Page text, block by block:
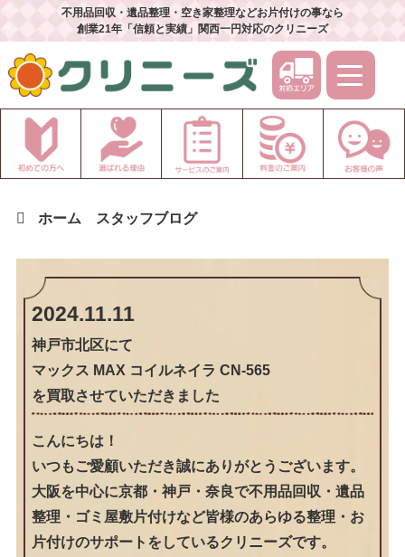
不用品回収・遺品整理・空き家整理などお片付けの事なら
創業21年「信頼と実績」関西一円対応のクリニーズ
ホーム スタッフブログ
2024.11.11
神戸市北区にて
マックス MAX コイルネイラ CN-565
を買取させていただきました
こんにちは！
いつもご愛顧いただき誠にありがとうございます。
大阪を中心に京都・神戸・奈良で不用品回収・遺品
整理・ゴミ屋敷片付けなど皆様のあらゆる整理・お
片付けのサポートをしているクリニーズです。